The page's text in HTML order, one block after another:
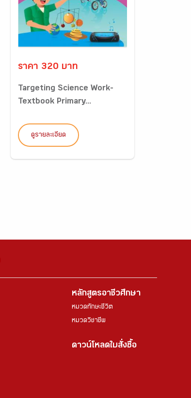
ราคา 320 บาท
Targeting Science Work-
Textbook Primary...
ดูรายละเอียด
หลักสูตรอาชีวศึกษา
หมวดทักษะชีวิต
หมวดวิชาชีพ
ดาวน์โหลดใบสั่งซื้อ